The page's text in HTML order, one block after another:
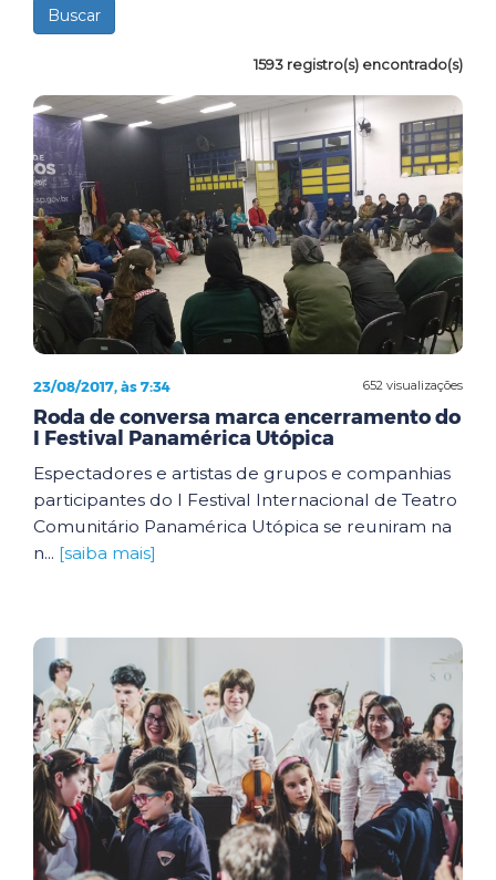
1593 registro(s) encontrado(s)
652 visualizações
23/08/2017, às 7:34
Roda de conversa marca encerramento do
I Festival Panamérica Utópica
Espectadores e artistas de grupos e companhias
participantes do I Festival Internacional de Teatro
Comunitário Panamérica Utópica se reuniram na
n... [saiba mais]